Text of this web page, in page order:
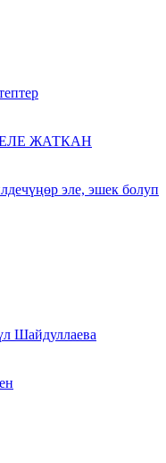
ЖАТКАН
эле, эшек болуп
Шайдуллаева